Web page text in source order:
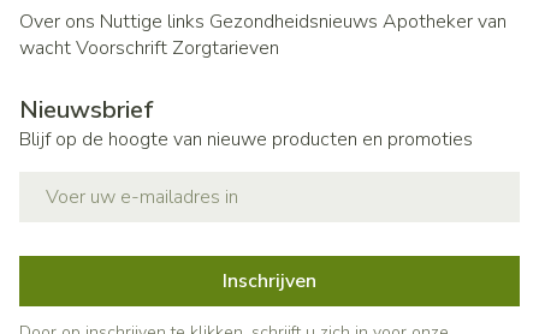
Over ons Nuttige links Gezondheidsnieuws Apotheker van
wachtVoorschrift Zorgtarieven
Nieuwsbrief
Blijf op de hoogte van nieuwe producten en promoties
Inschrijven